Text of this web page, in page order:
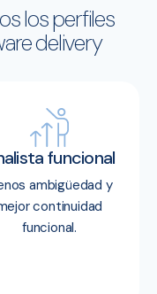
los perfiles
delivery
funcional
ambigüedad y
continuidad
funcional.